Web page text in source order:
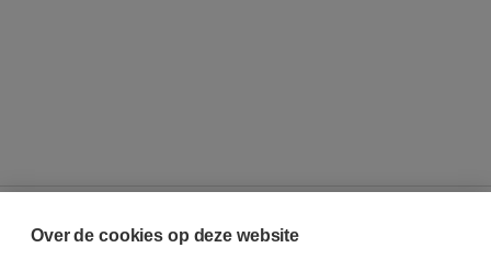
Over de cookies op deze website